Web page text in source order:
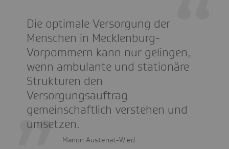
Die optimale Versorgung der
Menschen in Mecklenburg-
Vorpommern kann nur gelingen,
wenn ambulante und stationäre
Strukturen den
Versorgungsauftrag
gemeinschaftlich verstehen und
umsetzen.
Manon Austenat-Wied